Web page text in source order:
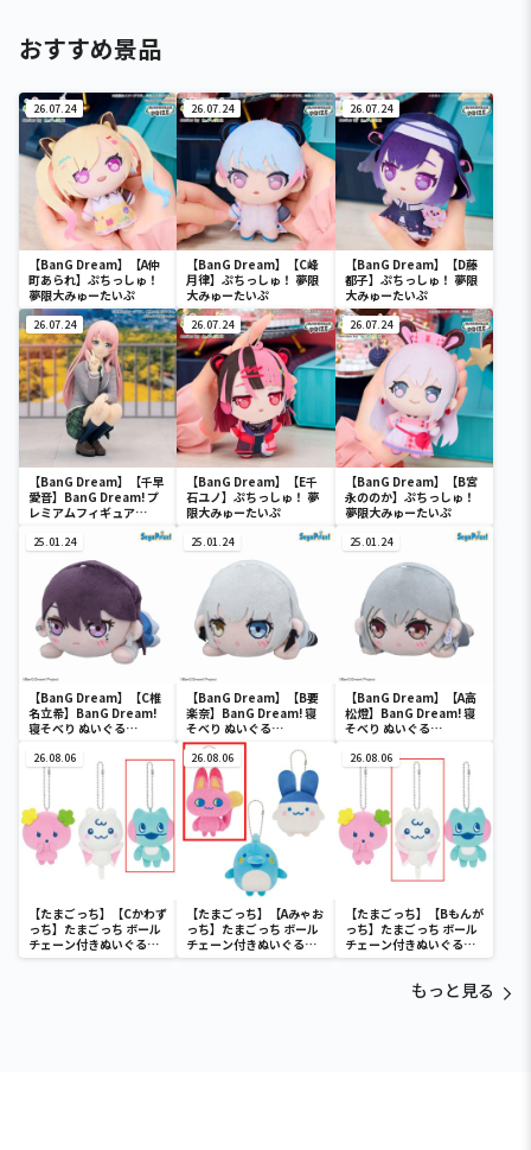
おすすめ景品
26.07.24
【BanG Dream】【A仲
町あられ】ぷちっしゅ！
夢限大みゅーたいぷ
26.07.24
【BanG Dream】【C峰
月律】ぷちっしゅ！ 夢限
大みゅーたいぷ
26.07.24
【BanG Dream】【D藤
都子】ぷちっしゅ！ 夢限
大みゅーたいぷ
26.07.24
【BanG Dream】【千早
愛音】BanG Dream! プ
レミアムフィギュア
ver.
26.07.24
【BanG Dream】【E千
石ユノ】ぷちっしゅ！ 夢
限大みゅーたいぷ
26.07.24
【BanG Dream】【B宮
永ののか】ぷちっしゅ！
夢限大みゅーたいぷ
25.01.24
【BanG Dream】【C椎
名立希】BanG Dream!
寝そべり ぬいぐる
）
25.01.24
【BanG Dream】【B要
楽奈】BanG Dream! 寝
そべり ぬいぐる
み“MyGO!!!!!”Vol.1（EX
）
25.01.24
【BanG Dream】【A高
松燈】BanG Dream! 寝
そべり ぬいぐる
）
26.08.06
【たまごっち】【Cかわず
っち】たまごっち ボール
チェーン付きぬいぐるみ
～Tamagotchi
26.08.06
【たまごっち】【Aみゃお
っち】たまごっち ボール
チェーン付きぬいぐるみ
～Tamagotchi
26.08.06
【たまごっち】【Bもんが
っち】たまごっち ボール
チェーン付きぬいぐるみ
～Tamagotchi
もっと見る